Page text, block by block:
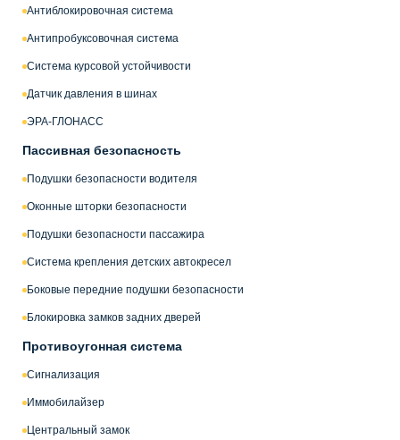
Антиблокировочная система
Антипробуксовочная система
Система курсовой устойчивости
Датчик давления в шинах
ЭРА-ГЛОНАСС
Пассивная безопасность
Подушки безопасности водителя
Оконные шторки безопасности
Подушки безопасности пассажира
Система крепления детских автокресел
Боковые передние подушки безопасности
Блокировка замков задних дверей
Противоугонная система
Сигнализация
Иммобилайзер
Центральный замок